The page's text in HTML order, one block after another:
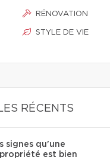
RÉNOVATION
STYLE DE VIE
RÉCENTS
signes qu'une
est bien